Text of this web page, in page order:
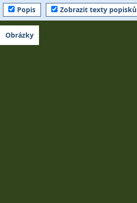
Popis Zobrazit texty popisků
Obrázky